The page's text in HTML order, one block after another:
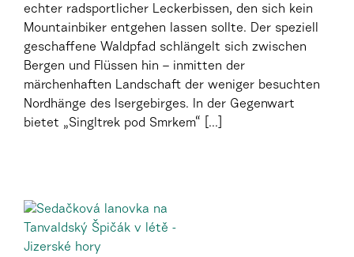
echter radsportlicher Leckerbissen, den sich kein
Mountainbiker entgehen lassen sollte. Der speziell
geschaffene Waldpfad schlängelt sich zwischen
Bergen und Flüssen hin – inmitten der
märchenhaften Landschaft der weniger besuchten
Nordhänge des Isergebirges. In der Gegenwart
bietet „Singltrek pod Smrkem“ [...]